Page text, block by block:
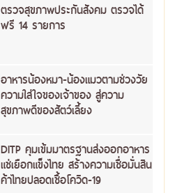
ตรวจสุขภาพประกันสังคม ตรวจได้
ฟรี 14 รายการ
อาหารน้องหมา-น้องแมวตามช่วงวัย
ความใส่ใจของเจ้าของ สู่ความ
สุขภาพดีของสัตว์เลี้ยง
DITP คุมเข้มมาตรฐานส่งออกอาหาร
แช่เยือกแข็งไทย สร้างความเชื่อมั่นสิน
ค้าไทยปลอดเชื้อโควิด-19